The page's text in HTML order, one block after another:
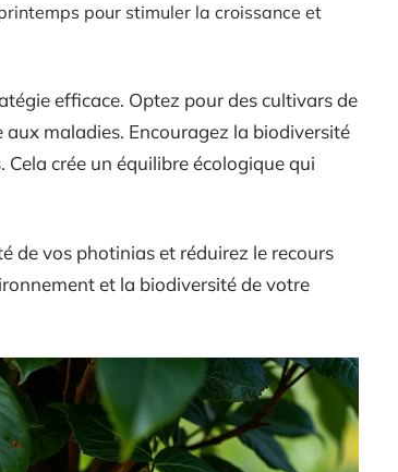
pour stimuler la croissance et
efficace. Optez pour des cultivars de
maladies. Encouragez la biodiversité
crée un équilibre écologique qui
de vos photinias et réduirez le recours
et la biodiversité de votre